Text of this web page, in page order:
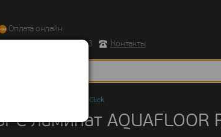
Оплата онлайн
д.43 корпус 3
Контакты
RealWood Click
ламинат AQUAFLOOR